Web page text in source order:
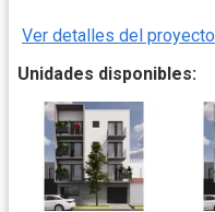
Ver detalles del proyecto
Unidades disponibles: